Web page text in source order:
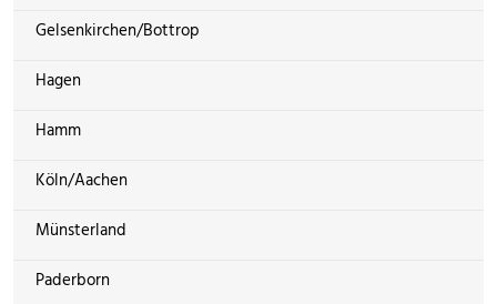
Gelsenkirchen/Bottrop
Hagen
Hamm
Köln/Aachen
Münsterland
Paderborn